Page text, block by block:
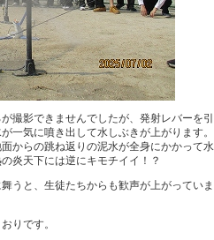
撮影できませんでしたが、発射レバーを引
一気に噴き出して水しぶきが上がります。
からの跳ね返りの泥水が全身にかかって水
炎天下には逆にキモチイイ！？
うと、生徒たちからも歓声が上がっていま
りです。